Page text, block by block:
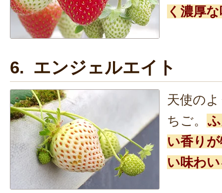
く濃厚
6. エンジェルエイト
天使の
ちご。
い香り
い味わ